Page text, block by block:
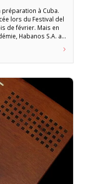
à Cuba.
lors du Festival del
de février. Mais en
Habanos S.A. a
Cinq